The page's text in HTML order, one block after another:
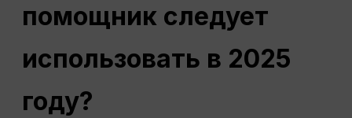
помощник следует
использовать в 2025
году?